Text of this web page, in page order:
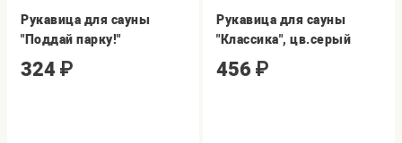
Рукавица для сауны
"Поддай парку!"
324 ₽
Рукавица для сауны
"Классика", цв.серый
456 ₽